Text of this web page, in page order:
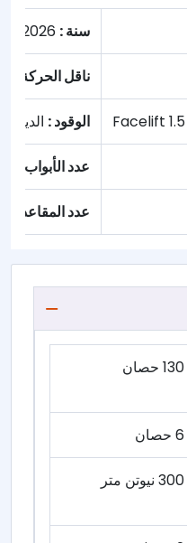
سنة :
ناقل الحركة :
الوقود : الديزل
عدد الأبواب :
عدد المقاعد :
130 حصان
6 حصان
300 نيوتن متر